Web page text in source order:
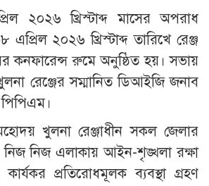
২০২৬ খ্রিস্টাব্দ মাসের অপরাধ
এপ্রিল ২০২৬ খ্রিস্টাব্দ তারিখে রেঞ্জ
কনফারেন্স রুমে অনুষ্ঠিত হয়। সভায়
রেঞ্জের সম্মানিত ডিআইজি জনাব
খুলনা রেঞ্জাধীন সকল জেলার
নিজ এলাকায় আইন-শৃঙ্খলা রক্ষা
প্রতিরোধমূলক ব্যবস্থা গ্রহণ